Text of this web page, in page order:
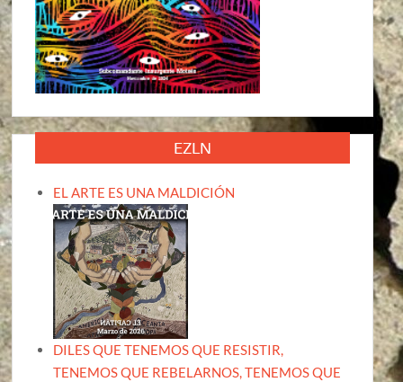
EZLN
EL ARTE ES UNA MALDICIÓN
DILES QUE TENEMOS QUE RESISTIR,
TENEMOS QUE REBELARNOS, TENEMOS QUE